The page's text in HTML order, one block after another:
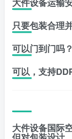
只要包装合理
可以门到门吗？
可以，支持
大件设备国际